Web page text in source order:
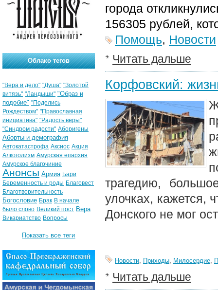
города
156305 рублей,
Помощь, Новости
Читать дальше
Корфовский:
трагедию,
улочках, кажется,
Донского не мог
Новости, Приходы, Милосердие,
Читать дальше
Облако тегов
"Вера и дело" "Душа" "Золотой
витязь" "Ландыши" "Образ и
подобие" "Поделись
Рождеством" "Православная
инициатива" "Радость веры"
"Синдром радости" Аборигены
Аборты и демография
Автокатастрофа Аксиос Акция
Алкоголизм Амурская епархия
Амурское благочиние
Анонсы Армия Бари
Беременность и роды Благовест
Благотворительность
Богословие Брак В начале
было слово Великий пост Вера
Викариатство Вопросы
Показать все теги